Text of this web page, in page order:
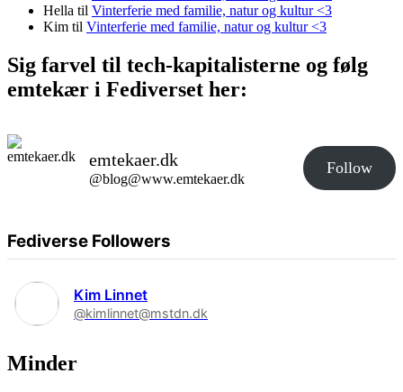
Hella til Vinterferie med familie, natur og kultur <3
Kim til Vinterferie med familie, natur og kultur <3
Sig farvel til tech-kapitalisterne og følg
emtekær i Fediverset her:
emtekaer.dk
@blog@www.emtekaer.dk
Follow
Fediverse Followers
Kim Linnet
@kimlinnet@mstdn.dk
Minder